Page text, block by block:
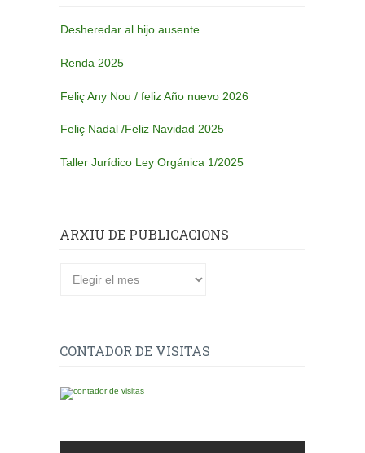
Desheredar al hijo ausente
Renda 2025
Feliç Any Nou / feliz Año nuevo 2026
Feliç Nadal /Feliz Navidad 2025
Taller Jurídico Ley Orgánica 1/2025
ARXIU DE PUBLICACIONS
CONTADOR DE VISITAS